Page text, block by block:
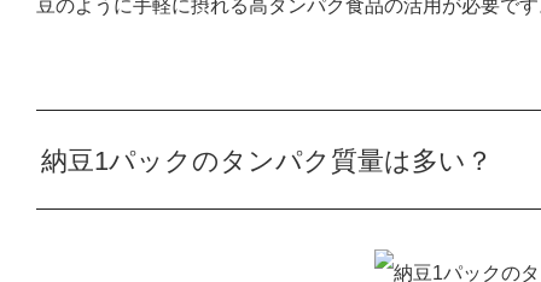
豆のように手軽に摂れる高タンパク食品の活用が必要で
納豆1パックのタンパク質量は多い？